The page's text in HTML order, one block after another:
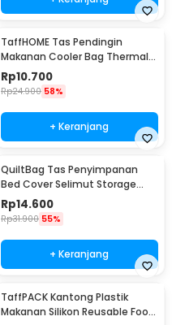
TaffHOME Tas Pendingin
Makanan Cooler Bag Thermal
Insulated Bag 21x14x17cm -
H24
Rp10.700
Rp24.900 58%
+ Keranjang
QuiltBag Tas Penyimpanan
Bed Cover Selimut Storage
Bag Organizer 1 PCS - MT6
Rp14.600
Rp31.900 55%
+ Keranjang
TaffPACK Kantong Plastik
Makanan Silikon Reusable Food